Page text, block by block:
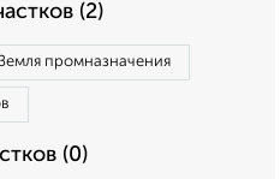
(2)
промназначения
(0)